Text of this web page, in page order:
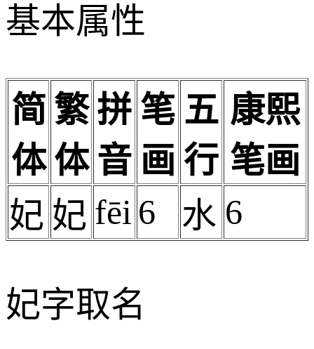
基本属性
简
体
繁
体
拼
音
笔
画
五
行
康熙
笔画
妃 妃 fēi 6 水 6
妃字取名